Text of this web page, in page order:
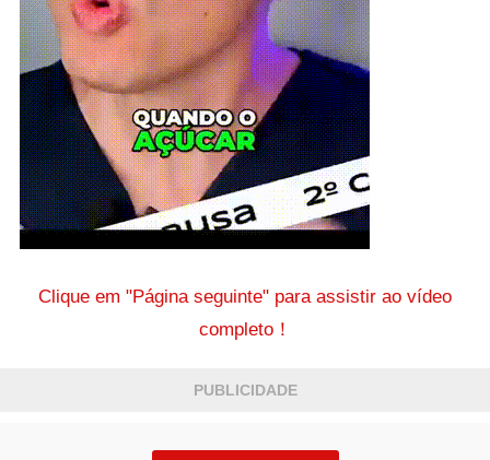
Clique em "Página seguinte" para assistir ao vídeo
completo！
PUBLICIDADE